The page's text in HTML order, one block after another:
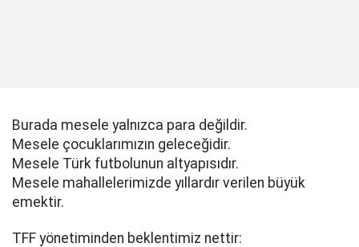
Burada mesele yalnızca para değildir.
Mesele çocuklarımızın geleceğidir.
Mesele Türk futbolunun altyapısıdır.
Mesele mahallelerimizde yıllardır verilen büyük
emektir.
TFF yönetiminden beklentimiz nettir: